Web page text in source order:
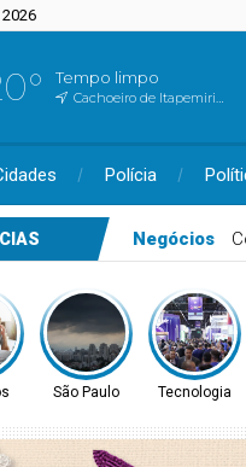
Tempo limpo
Cachoeiro de Itapemirim, ES
Polícia
São Paulo
São Paulo Tecnologia